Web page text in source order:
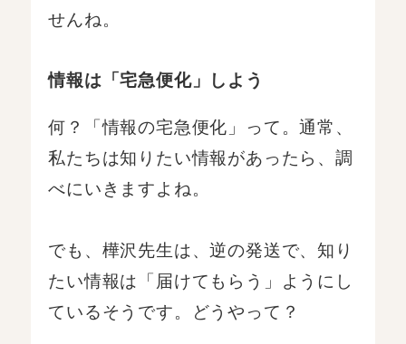
せんね。
情報は「宅急便化」しよう
何？「情報の宅急便化」って。通常、
私たちは知りたい情報があったら、調
べにいきますよね。
でも、樺沢先生は、逆の発送で、知り
たい情報は「届けてもらう」ようにし
ているそうです。どうやって？